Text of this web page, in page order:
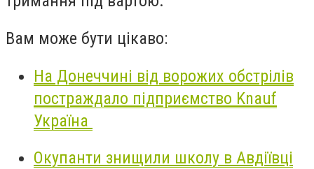
Вам може бути цікаво:
На Донеччині від ворожих обстрілів
постраждало підприємство Knauf
Україна
Окупанти знищили школу в Авдіївці